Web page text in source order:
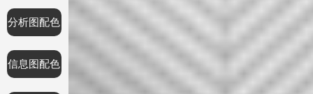
分析图配色
信息图配色